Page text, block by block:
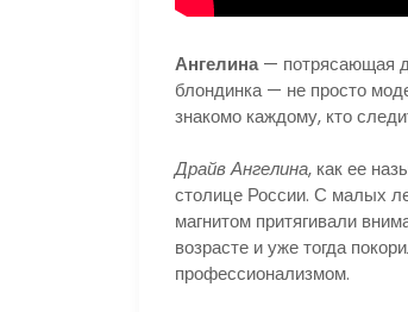
Ангелина— потрясающая
блондинка — не просто
знакомо каждому, кто
Драйв Ангелина, как ее
столице России. С малых
магнитом притягивали
возрасте и уже тогда
профессионализмом.